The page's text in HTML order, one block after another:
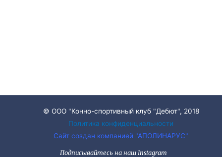
© ООО "Конно-спортивный клуб "Дебют", 2018
Политика конфиденциальности
Сайт создан компанией "АПОЛИНАРУС"
Подписывайтесь на наш Instagram